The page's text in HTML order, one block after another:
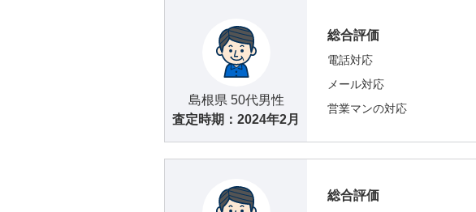
島根県 50代男性
査定時期： 2024年2月
総合評価
電話対応
メール対応
営業マンの対応
総合評価